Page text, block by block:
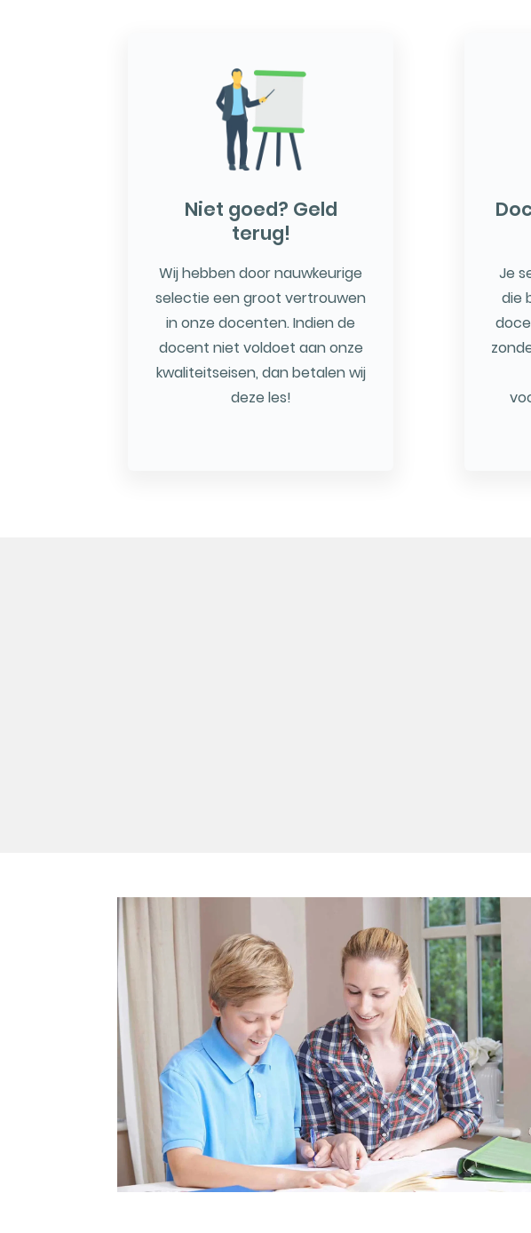
Niet goed? Geld
terug!
Wij hebben door nauwkeurige
selectie een groot vertrouwen
in onze docenten. Indien de
docent niet voldoet aan onze
kwaliteitseisen, dan betalen wij
deze les!
Je
die